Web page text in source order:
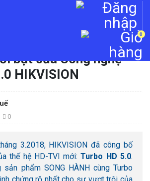
0
bật của Công nghệ
HIKVISION
0
3.2018, HIKVISION đã công bố
thế hệ HD-TVI mới:Turbo HD 5.0.
phẩm SONG HÀNH cùng Turbo